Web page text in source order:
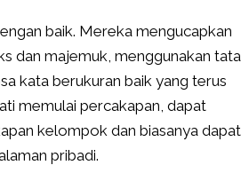
baik. Mereka mengucapkan
dan majemuk, menggunakan tata
kata berukuran baik yang terus
memulai percakapan, dapat
kelompok dan biasanya dapat
pribadi.